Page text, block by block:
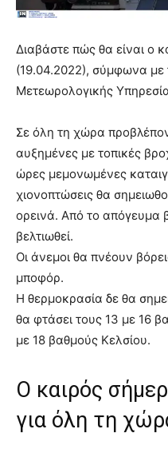
Διαβάστε πώς θα είναι ο
(19.04.2022), σύμφωνα με
Μετεωρολογικής
Σε όλη τη χώρα
αυξημένες με τοπικές
ώρες μεμονωμένες
χιονοπτώσεις θα
ορεινά. Από το απόγευμα
βελτιωθεί.
Οι άνεμοι θα πνέουν
μποφόρ.
Η θερμοκρασία δε θα
θα φτάσει τους 13 με 16
με 18 βαθμούς Κελσίου.
Ο καιρός
για όλη τη